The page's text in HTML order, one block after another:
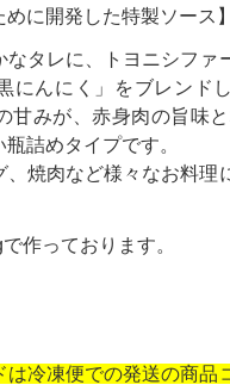
めに開発した特製ソース】
なタレに、トヨニシファ
にんにく」をブレンド
甘みが、赤身肉の旨味
詰めタイプです。
、焼肉など様々なお料理
作っております。
冷凍便での発送の商品